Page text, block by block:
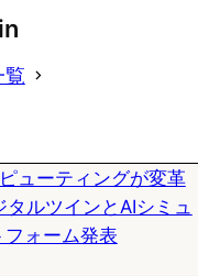
o
k
覧
ューティングが変革
ルツインとAIシミュ
ォーム発表